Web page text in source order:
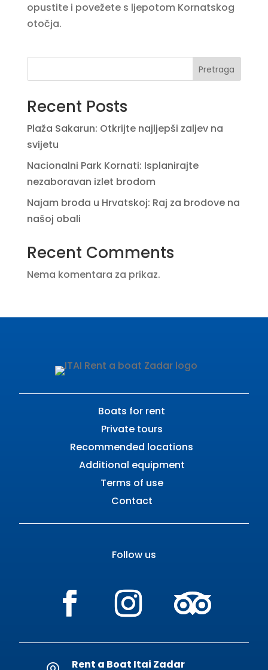
opustite i povežete s ljepotom Kornatskog
otočja.
Pretraga
Recent Posts
Plaža Sakarun: Otkrijte najljepši zaljev na
svijetu
Nacionalni Park Kornati: Isplanirajte
nezaboravan izlet brodom
Najam broda u Hrvatskoj: Raj za brodove na
našoj obali
Recent Comments
Nema komentara za prikaz.
Boats for rent
Private tours
Recommended locations
Additional equipment
Terms of use
Contact
Follow us
Rent a Boat Itai Zadar